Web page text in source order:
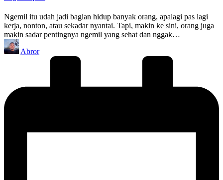
Ngemil itu udah jadi bagian hidup banyak orang, apalagi pas lagi
kerja, nonton, atau sekadar nyantai. Tapi, makin ke sini, orang juga
makin sadar pentingnya ngemil yang sehat dan nggak…
Posted
by
Abror